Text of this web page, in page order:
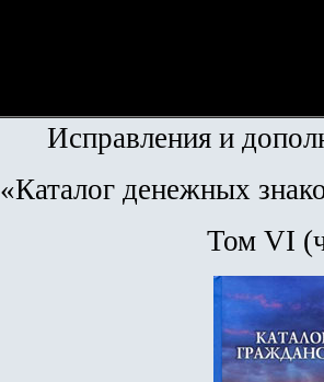
Исправления и
«Каталог денежных
Том VI